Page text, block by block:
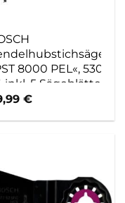
8000 PEL«, 530
inkl. 5 Sägeblätter
€